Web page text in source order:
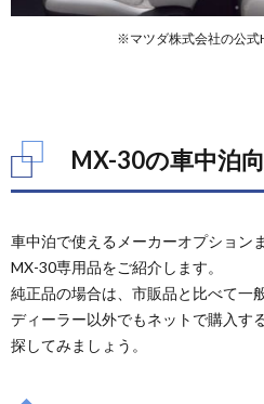
※マツダ株式会社の公式
MX-30の車中泊
車中泊で使えるメーカーオプション
MX-30専用品をご紹介します。
純正品の場合は、市販品と比べて一
ディーラー以外でもネットで購入す
探してみましょう。